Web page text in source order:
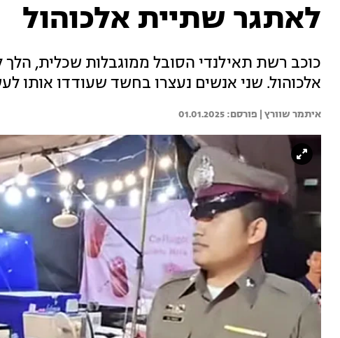
לאתגר שתיית אלכוהול
כוכב רשת תאילנדי הסובל ממוגבלות שכלית,
אלכוהול. שני אנשים נעצרו בחשד שעודדו אותו
איתמר שוורץ | 01.01.2025